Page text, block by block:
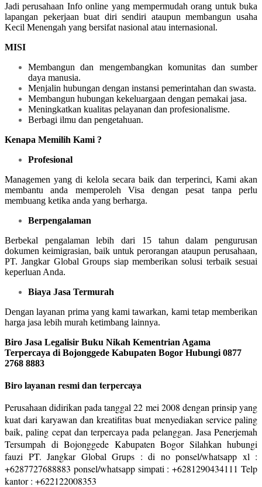
Jadi perusahaan Info online yang mempermudah orang untuk buka
lapangan pekerjaan buat diri sendiri ataupun membangun usaha
Kecil Menengah yang bersifat nasional atau internasional.
MISI
Membangun dan mengembangkan komunitas dan sumber
daya manusia.
Menjalin hubungan dengan instansi pemerintahan dan swasta.
Membangun hubungan kekeluargaan dengan pemakai jasa.
Meningkatkan kualitas pelayanan dan profesionalisme.
Berbagi ilmu dan pengetahuan.
Kenapa Memilih Kami ?
Profesional
Managemen yang di kelola secara baik dan terperinci, Kami akan
membantu anda memperoleh Visa dengan pesat tanpa perlu
membuang ketika anda yang berharga.
Berpengalaman
Berbekal pengalaman lebih dari 15 tahun dalam pengurusan
dokumen keimigrasian, baik untuk perorangan ataupun perusahaan,
PT. Jangkar Global Groups siap memberikan solusi terbaik sesuai
keperluan Anda.
Biaya Jasa Termurah
Dengan layanan prima yang kami tawarkan, kami tetap memberikan
harga jasa lebih murah ketimbang lainnya.
Biro Jasa Legalisir Buku Nikah Kementrian Agama
Terpercaya di Bojonggede Kabupaten Bogor Hubungi 0877
2768 8883
Biro layanan resmi dan terpercaya
Perusahaan didirikan pada tanggal 22 mei 2008 dengan prinsip yang
kuat dari karyawan dan kreatifitas buat menyediakan service paling
baik, paling cepat dan terpercaya pada pelanggan. Jasa Penerjemah
Tersumpah di Bojonggede Kabupaten Bogor Silahkan hubungi
fauzi PT. Jangkar Global Grups : di no ponsel/whatsapp xl :
+6287727688883 ponsel/whatsapp simpati : +6281290434111 Telp
kantor : +622122008353